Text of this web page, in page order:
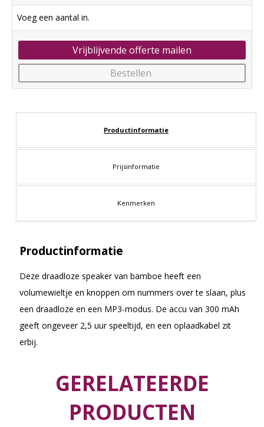
Voeg een aantal in.
Vrijblijvende offerte mailen
Bestellen
Productinformatie
Prijsinformatie
Kenmerken
Productinformatie
Deze draadloze speaker van bamboe heeft een
volumewieltje en knoppen om nummers over te slaan, plus
een draadloze en een MP3-modus. De accu van 300 mAh
geeft ongeveer 2,5 uur speeltijd, en een oplaadkabel zit
erbij.
GERELATEERDE
PRODUCTEN